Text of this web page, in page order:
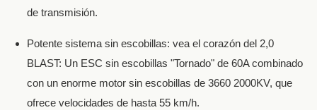
de transmisión.
Potente sistema sin escobillas: vea el corazón del 2,0
BLAST: Un ESC sin escobillas "Tornado" de 60A combinado
con un enorme motor sin escobillas de 3660 2000KV, que
ofrece velocidades de hasta 55 km/h.